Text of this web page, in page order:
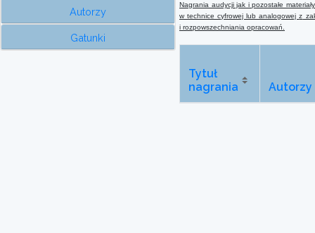
Autorzy
Gatunki
Nagrania audycji jak i pozostałe
w technice cyfrowej lub analogowejz
i rozpowszechniania opracowań.
Tytuł
nagrania
Autorzy